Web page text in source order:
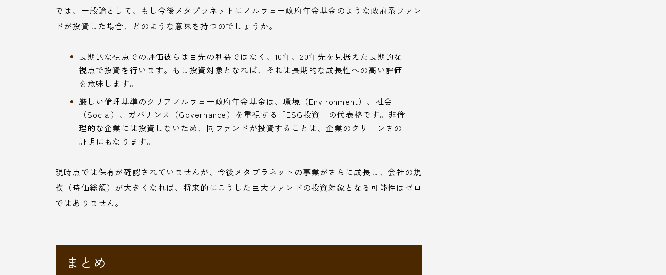
では、一般論として、もし今後メタプラネットにノルウェー政府年金基金のような政府系ファン
ドが投資した場合、どのような意味を持つのでしょうか。
長期的な視点での評価彼らは目先の利益ではなく、10年、20年先を見据えた長期的な
視点で投資を行います。もし投資対象となれば、それは長期的な成長性への高い評価
を意味します。
厳しい倫理基準のクリアノルウェー政府年金基金は、環境（Environment）、社会
（Social）、ガバナンス（Governance）を重視する「ESG投資」の代表格です。非倫
理的な企業には投資しないため、同ファンドが投資することは、企業のクリーンさの
証明にもなります。
現時点では保有が確認されていませんが、今後メタプラネットの事業がさらに成長し、会社の規
模（時価総額）が大きくなれば、将来的にこうした巨大ファンドの投資対象となる可能性はゼロ
ではありません。
まとめ